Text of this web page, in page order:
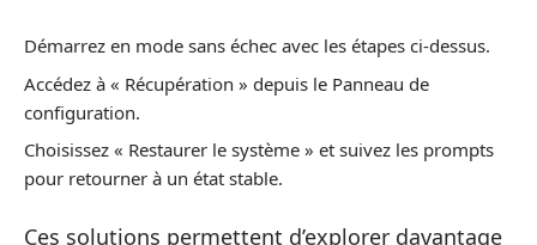
Démarrez en mode sans échec avec les étapes ci-dessus.
Accédez à « Récupération » depuis le Panneau de
configuration.
Choisissez « Restaurer le système » et suivez les prompts
pour retourner à un état stable.
Ces solutions permettent d’explorer davantage